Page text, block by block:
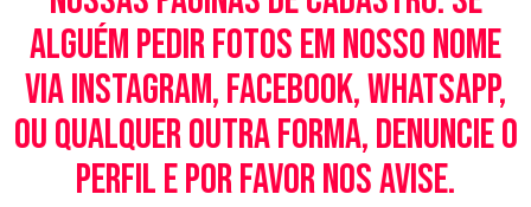
alguém pedir fotos em nosso nome
via Instagram, Facebook, WhatsApp,
ou qualquer outra forma, denuncie o
perfil e por favor nos avise.